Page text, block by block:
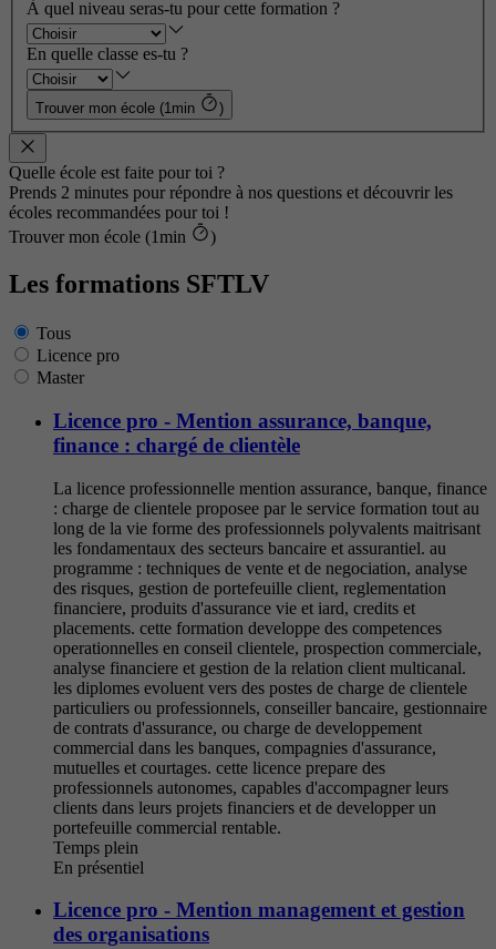
À quel niveau seras-tu pour cette formation ?
En quelle classe es-tu ?
Trouver mon école (1min )
Quelle école est faite pour toi ?
Prends 2 minutes pour répondre à nos questions et découvrir les
écoles recommandées pour toi !
Trouver mon école (1min
)
Les formations SFTLV
Tous
Licence pro
Master
Licence pro - Mention assurance, banque,
finance : chargé de clientèle
La licence professionnelle mention assurance, banque, finance
: charge de clientele proposee par le service formation tout au
long de la vie forme des professionnels polyvalents maitrisant
les fondamentaux des secteurs bancaire et assurantiel. au
programme : techniques de vente et de negociation, analyse
des risques, gestion de portefeuille client, reglementation
financiere, produits d'assurance vie et iard, credits et
placements. cette formation developpe des competences
operationnelles en conseil clientele, prospection commerciale,
analyse financiere et gestion de la relation client multicanal.
les diplomes evoluent vers des postes de charge de clientele
particuliers ou professionnels, conseiller bancaire, gestionnaire
de contrats d'assurance, ou charge de developpement
commercial dans les banques, compagnies d'assurance,
mutuelles et courtages. cette licence prepare des
professionnels autonomes, capables d'accompagner leurs
clients dans leurs projets financiers et de developper un
portefeuille commercial rentable.
Temps plein
En présentiel
Licence pro - Mention management et gestion
des organisations